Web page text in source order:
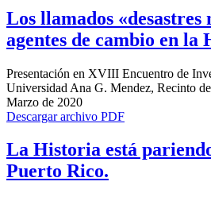
Los llamados «desastres
agentes de cambio en la
Presentación en XVIII Encuentro de
Universidad Ana G. Mendez, Recinto
Marzo de 2020
Descargar archivo PDF
La Historia está
Puerto Rico.